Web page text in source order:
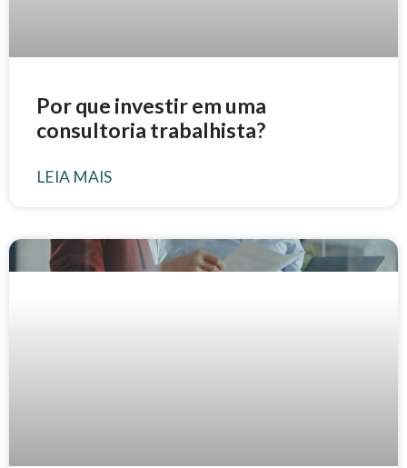
Por que investir em uma
consultoria trabalhista?
LEIA MAIS